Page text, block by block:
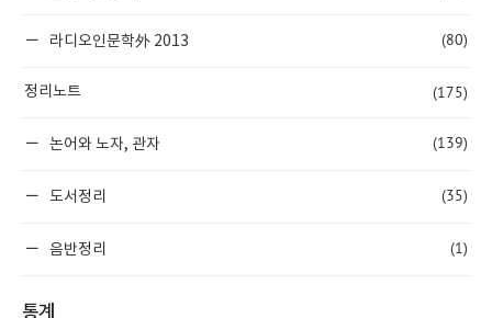
라디오인문학外 2013 (80)
정리노트 (175)
논어와 노자, 관자 (139)
도서정리 (35)
음반정리 (1)
통계